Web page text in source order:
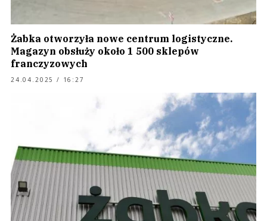
Żabka otworzyła nowe centrum logistyczne.
Magazyn obsłuży około 1 500 sklepów
franczyzowych
24.04.2025 / 16:27